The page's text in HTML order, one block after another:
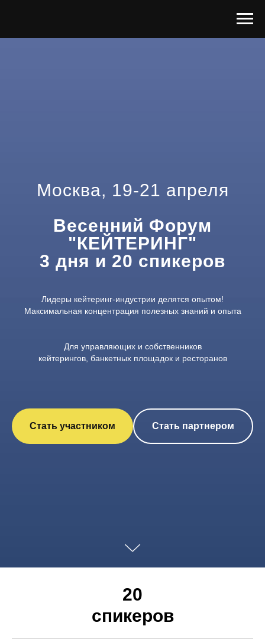
Москва, 19-21 апреля
Весенний Форум
"КЕЙТЕРИНГ"
3 дня и 20 спикеров
Лидеры кейтеринг-индустрии делятся опытом!
Максимальная концентрация полезных знаний и опыта
Для управляющих и собственников
кейтерингов, банкетных площадок и ресторанов
Стать участником Стать партнером
20
спикеров